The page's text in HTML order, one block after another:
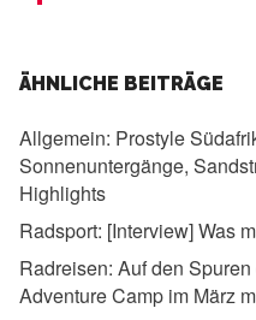
ÄHNLICHE BEITRÄGE
Allgemein: Prostyle
Sonnenuntergänge,
Highlights
Radsport: [Interview] Was
Radreisen: Auf den
Adventure Camp im März